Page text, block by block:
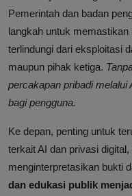
Pemerintah dan badan
langkah untuk
terlindungi dari eksploitasi
maupun pihak ketiga.
percakapan pribadi melalui
bagi pengguna.
Ke depan, penting untuk
terkait AI dan privasi
menginterpretasikan bukti
dan edukasi publik